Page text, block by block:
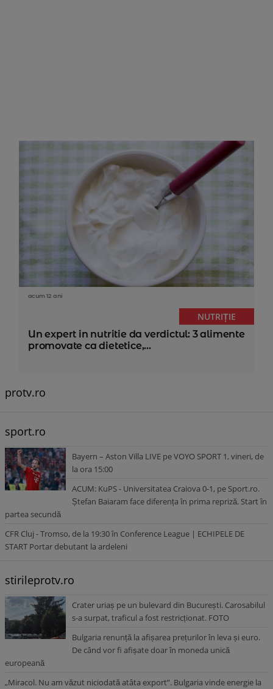
acum 12 ani
NUTRIȚIE
Un expert in nutritie da verdictul: 3 alimente
promovate ca dietetice,...
protv.ro
sport.ro
Bayern – Aston Villa LIVE pe VOYO SPORT 1, vineri, de
la ora 15:00
ACUM: KuPS - Universitatea Craiova 0-1, pe Sport.ro.
Ștefan Baiaram face diferența în prima repriză. Start în
partea secundă
CFR Cluj - Tromso, de la 19:30 în Conference League | ECHIPELE DE
START Portar debutant la ardeleni
stirileprotv.ro
Crater uriaș pe un bulevard din București. Carosabilul
s-a surpat, traficul a fost restricționat. FOTO
Bulgaria renunță la afișarea prețurilor în leva și euro.
De când vor fi afișate doar în moneda unică
europeană
„Miracol. Nu am văzut niciodată atâta export”. Bulgaria vinde energie la